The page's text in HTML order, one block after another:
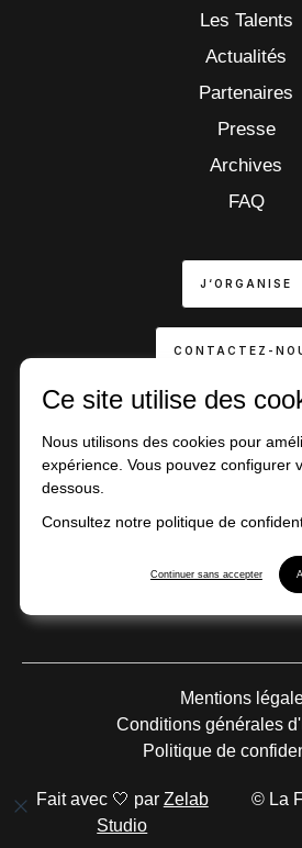
Ce site utilise des
Nous utilisons des cookies pour
expérience. Vous pouvez configurer
dessous.
Consultez notre politique de
Continuer sans accepter
Les Talents
Actualités
Partenaires
Presse
Archives
FAQ
CONTACTEZ-
J‘ORGANISE
Action financée par la région
Mentions
Conditions générales
Politique de
Fait avec 🤍 par Zelab
Studio
© La